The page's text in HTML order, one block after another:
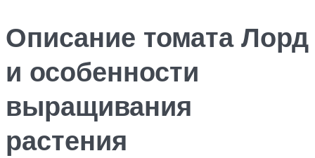
Описание томата Лорд
и особенности
выращивания
растения